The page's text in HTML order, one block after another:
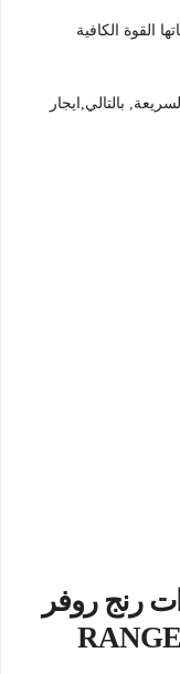
القوة الكافية
بالتالي,ايجار
سيارات رنج روفر